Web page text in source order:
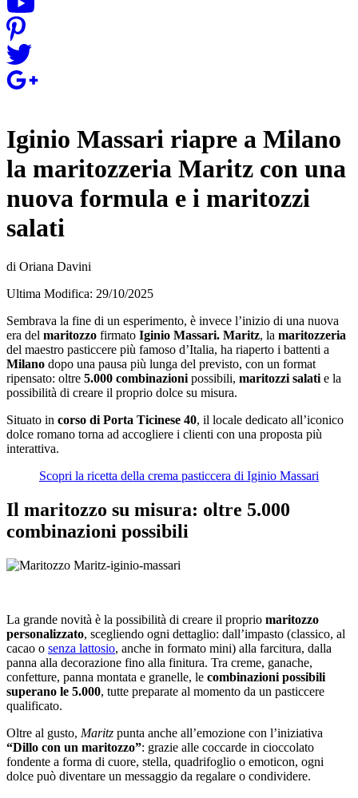
Iginio Massari riapre a Milano
la maritozzeria Maritz con una
nuova formula e i maritozzi
salati
di Oriana Davini
Ultima Modifica: 29/10/2025
Sembrava la fine di un esperimento, è invece l’inizio di una nuova
era del maritozzo firmato Iginio Massari. Maritz, la maritozzeria
del maestro pasticcere più famoso d’Italia, ha riaperto i battenti a
Milano dopo una pausa più lunga del previsto, con un format
ripensato: oltre 5.000 combinazioni possibili, maritozzi salati e la
possibilità di creare il proprio dolce su misura.
Situato in corso di Porta Ticinese 40, il locale dedicato all’iconico
dolce romano torna ad accogliere i clienti con una proposta più
interattiva.
Scopri la ricetta della crema pasticcera di Iginio Massari
Il maritozzo su misura: oltre 5.000
combinazioni possibili
La grande novità è la possibilità di creare il proprio maritozzo
personalizzato, scegliendo ogni dettaglio: dall’impasto (classico, al
cacao o senza lattosio, anche in formato mini) alla farcitura, dalla
panna alla decorazione fino alla finitura. Tra creme, ganache,
confetture, panna montata e granelle, le combinazioni possibili
superano le 5.000, tutte preparate al momento da un pasticcere
qualificato.
Oltre al gusto, Maritz punta anche all’emozione con l’iniziativa
“Dillo con un maritozzo”: grazie alle coccarde in cioccolato
fondente a forma di cuore, stella, quadrifoglio o emoticon, ogni
dolce può diventare un messaggio da regalare o condividere.